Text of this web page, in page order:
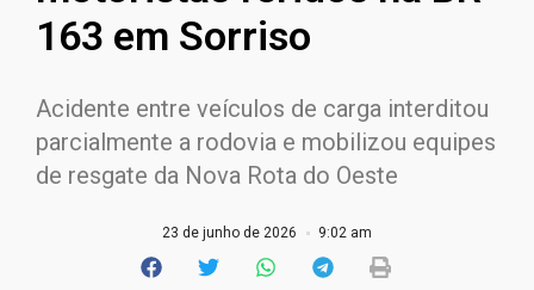
163 em Sorriso
Acidente entre veículos de carga interditou
parcialmente a rodovia e mobilizou equipes
de resgate da Nova Rota do Oeste
23 de junho de 2026 9:02 am